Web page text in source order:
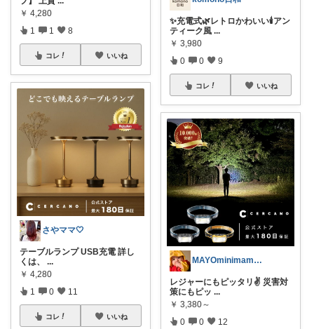
￥ 4,280
1 1 8
コレ いいね
さやママ🤍
テーブルランプ USB充電 詳し
くは、
...
￥ 4,280
1 0 11
コレ いいね
✨充電式🌿レトロかわいい🕯️アン
ティーク風 ...
￥ 3,980
0 0 9
コレ いいね
MAYOminimamu 御購入感謝✨️
レジャーにもピッタリ✌️ 災害対
策にもピッ ...
￥ 3,380～
0 0 12